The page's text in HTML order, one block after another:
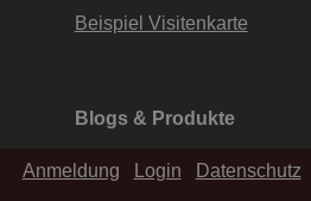
Beispiel Visitenkarte
Blogs & Produkte
Anmeldung Login Datenschutz